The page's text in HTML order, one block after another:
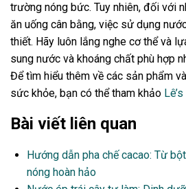
trường nóng bức. Tuy nhiên, đối với
ăn uống cân bằng, việc sử dụng
thiết. Hãy luôn lắng nghe cơ thể và
sung nước và khoáng chất phù hợp
Để tìm hiểu thêm về các sản phẩm
sức khỏe, bạn có thể tham khảo
Bài viết liên quan
Hướng dẫn pha chế cacao: Từ
nóng hoàn hảo